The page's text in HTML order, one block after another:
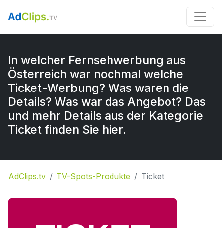
In welcher Fernsehwerbung aus
Österreich war nochmal welche
Ticket-Werbung? Was waren die
Details? Was war das Angebot? Das
und mehr Details aus der Kategorie
Ticket finden Sie hier.
AdClips.tv TV-Spots-Produkte Ticket